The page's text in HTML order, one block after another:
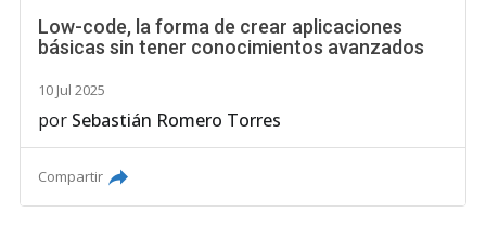
Low-code, la forma de crear aplicaciones
básicas sin tener conocimientos avanzados
10 Jul 2025
por Sebastián Romero Torres
Compartir